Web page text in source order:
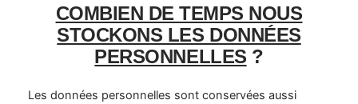
COMBIEN DE TEMPS NOUS
STOCKONS LES DONNÉES
PERSONNELLES ?
Les données personnelles sont conservées aussi